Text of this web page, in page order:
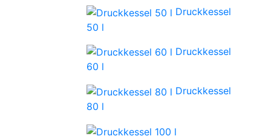
Druckkessel
50 l
Druckkessel
60 l
Druckkessel
80 l